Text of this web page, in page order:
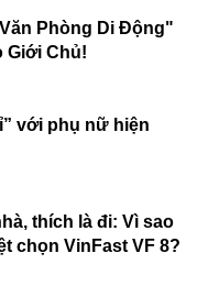
Phòng Di Động"
Giới Chủ!
với phụ nữ hiện
thích là đi: Vì sao
chọn VinFast VF 8?